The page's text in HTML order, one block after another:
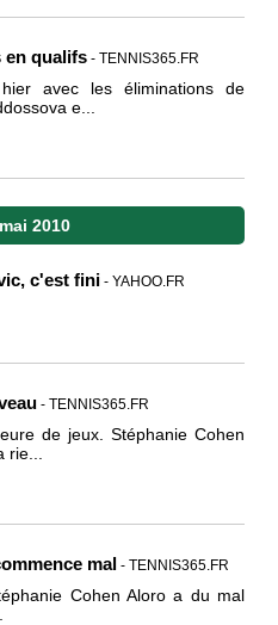
en qualifs - TENNIS365.FR
avec les éliminations de
e...
2010
c'est fini - YAHOO.FR
- TENNIS365.FR
de jeux. Stéphanie Cohen
mal - TENNIS365.FR
Cohen Aloro a du mal